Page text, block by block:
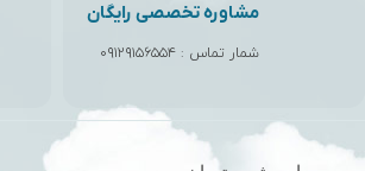
مشاوره تخصصی رایگان
شمار تماس : ۰۹۱۲۹۱۵۶۵۵۴